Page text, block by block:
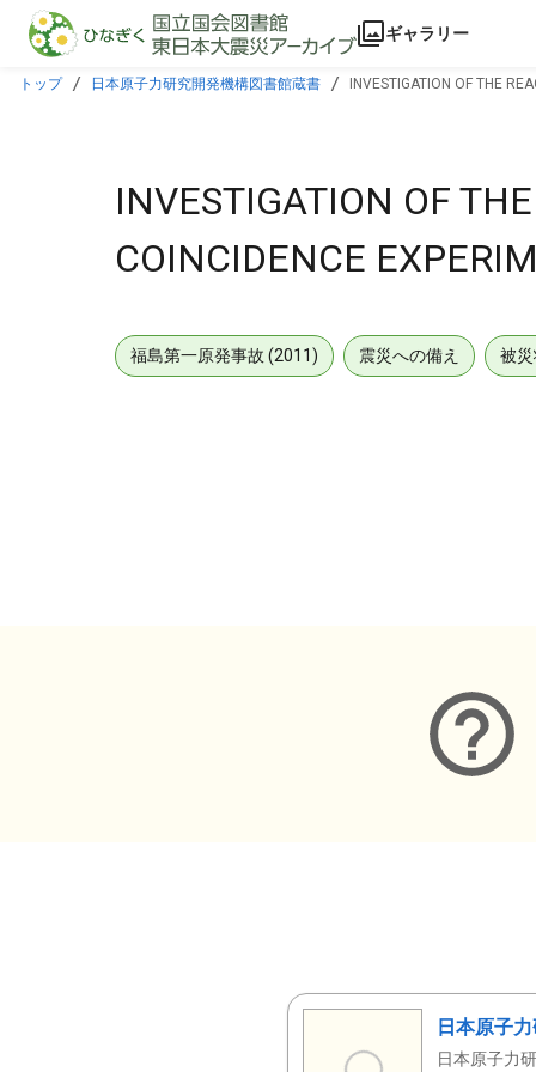
本文に飛ぶ
ギャラリー
トップ 日本原子力研究開発機構図書館蔵書 INVESTIGATION OF THE
INVESTIGATION OF
COINCIDENCE
福島第一原発事故 (2011) 震災への備え 被災
日本原子
日本原子力